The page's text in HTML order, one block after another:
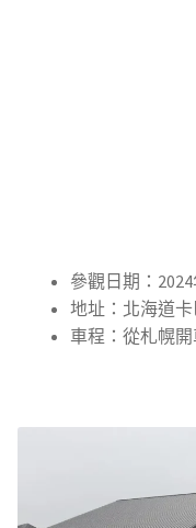
參觀日期：2024
地址：北海道卡
車程：從札幌